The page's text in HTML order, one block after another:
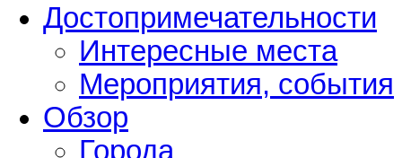
Достопримечательности
Интересные места
Мероприятия, события
Обзор
Города